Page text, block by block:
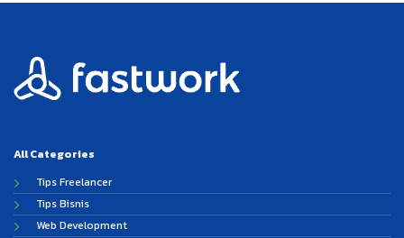
All Categories
Tips Freelancer
Tips Bisnis
Web Development